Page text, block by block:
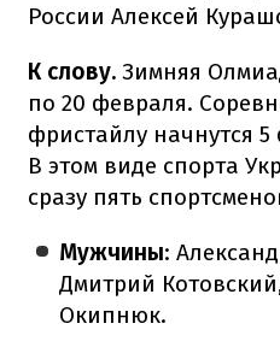
России Алексей
К слову. Зимняя
по 20 февраля.
фристайлу начнутся
В этом виде спорта
сразу пять
Мужчины:
Дмитрий
Окипнюк.